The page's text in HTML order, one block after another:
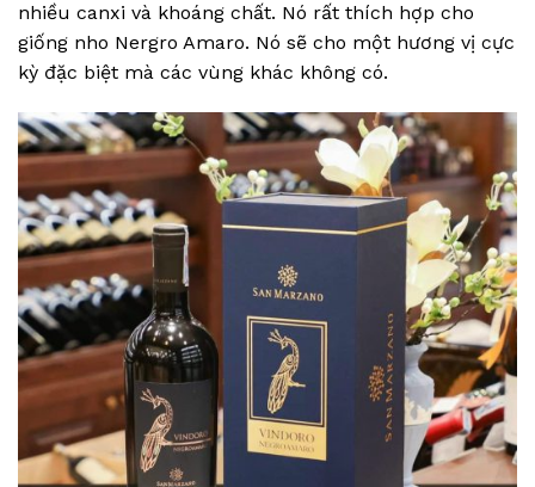
nhiều canxi và khoáng chất. Nó rất thích hợp cho
giống nho Nergro Amaro. Nó sẽ cho một hương vị cực
kỳ đặc biệt mà các vùng khác không có.